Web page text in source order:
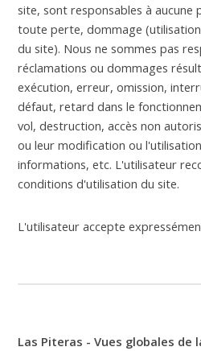
site, sont responsables à
toute perte, dommage
du site). Nous ne sommes pas
réclamations ou dommages
exécution, erreur, omission,
défaut, retard dans le
vol, destruction, accès non
ou leur modification ou
informations, etc. L'utilisateur
conditions d'utilisation du site.
L'utilisateur accepte
Las Piteras - Vues globales de